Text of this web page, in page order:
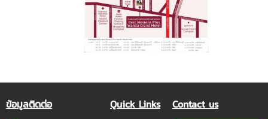
ข้อมูลติดต่อ
Quick Links
Contact us